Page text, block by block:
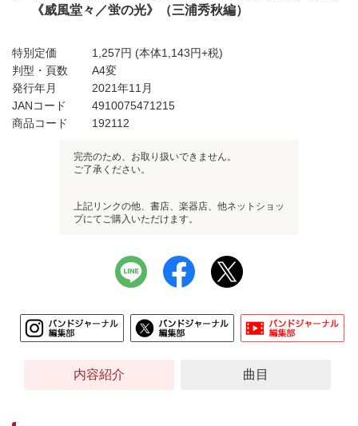
《威風堂々／蛍の光》（三浦秀秋編）
特別定価 1,257円 (本体1,143円+税)
判型・頁数
A4変
発行年月
2021年11月
JANコード
4910075471215
商品コード
192112
完売のため、お取り扱いできません。
ご了承ください。
上記リンクの他、書店、楽器店、他ネットショッ
プにてご購入いただけます。
内容紹介 曲目